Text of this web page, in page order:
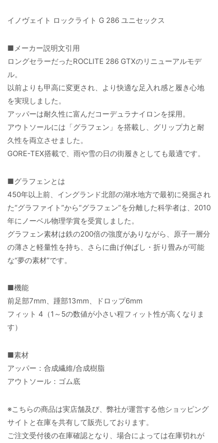
イノヴェイト ロックライト G 286 ユニセックス
■メーカー説明文引用
ロングセラーだったROCLITE 286 GTXのリニューアルモデ
ル。
以前よりも甲高に変更され、より快適な足入れ感と履き心地
を実現しました。
アッパーは耐久性に富んだコーデュラナイロンを採用。
アウトソールには「グラフェン」を搭載し、グリップ力と耐
久性を両立させました。
GORE-TEX搭載で、雨や雪の日の街履きとしても最適です。
■グラフェンとは
450年以上前、イングランド北部の湖水地方で最初に発掘され
た“グラファイト”から“グラフェン”を分離した科学者は、2010
年にノーベル物理学賞を受賞しました。
グラフェン素材は鉄の200倍の強度がありながら、原子一層分
の薄さと軽量性を持ち、さらに曲げ伸ばし・折り畳みが可能
な“夢の素材”です。
■機能
前足部7mm、踵部13mm、ドロップ6mm
フィット 4（1～5の数値が小さい程フィット性が高くなりま
す）
■素材
アッパー：合成繊維/合成樹脂
アウトソール：ゴム底
※こちらの商品は実店舗及び、弊社が運営する他ショッピング
サイトと在庫を共有して販売しております。
ご注文受付後の在庫確認となり、場合によっては在庫切れが